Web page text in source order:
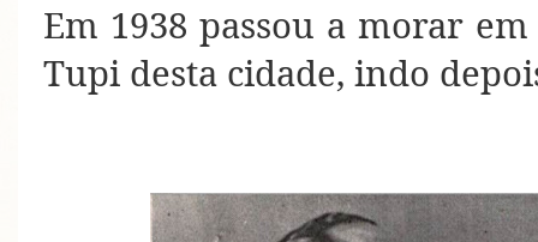
Em 1938 passou a morar
Tupi desta cidade, indo